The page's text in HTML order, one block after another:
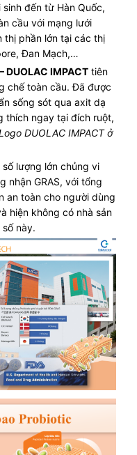
đến từ Hàn Quốc,
cầu với mạng lưới
thị phần lớn tại các thị
Đan Mạch,…
DUOLAC IMPACT tiên
chế toàn cầu. Đã được
sống sót qua axit dạ
thích ngay tại đích ruột,
DUOLAC IMPACT ở
số lượng lớn chủng vi
nhận GRAS, với tổng
an toàn cho người dùng
hiện không có nhà sản
này.